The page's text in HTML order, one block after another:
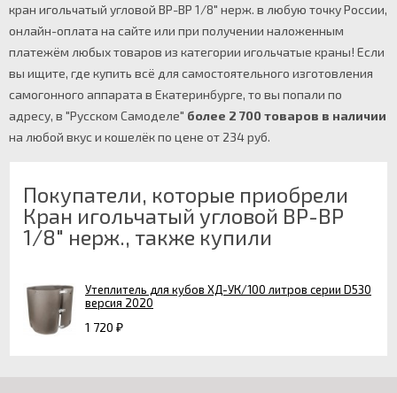
кран игольчатый угловой ВР-ВР 1/8" нерж. в любую точку России,
онлайн-оплата на сайте или при получении наложенным
платежём любых товаров из категории игольчатые краны! Если
вы ищите, где купить всё для самостоятельного изготовления
самогонного аппарата в Екатеринбурге, то вы попали по
адресу, в "Русском Самоделе" более 2 700 товаров в наличии
на любой вкус и кошелёк по цене от 234 руб.
Покупатели, которые приобрели
Кран игольчатый угловой ВР-ВР
1/8" нерж., также купили
Утеплитель для кубов ХД-УК/100 литров серии D530
версия 2020
1 720 ₽